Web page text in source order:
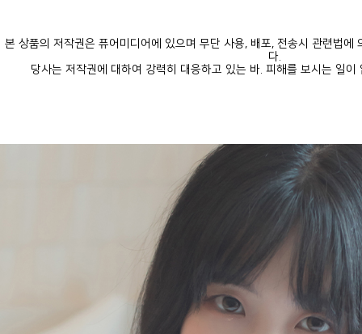
다.
당사는 저작권에 대하여 강력히 대응하고 있는 바. 피해를 보시는 일